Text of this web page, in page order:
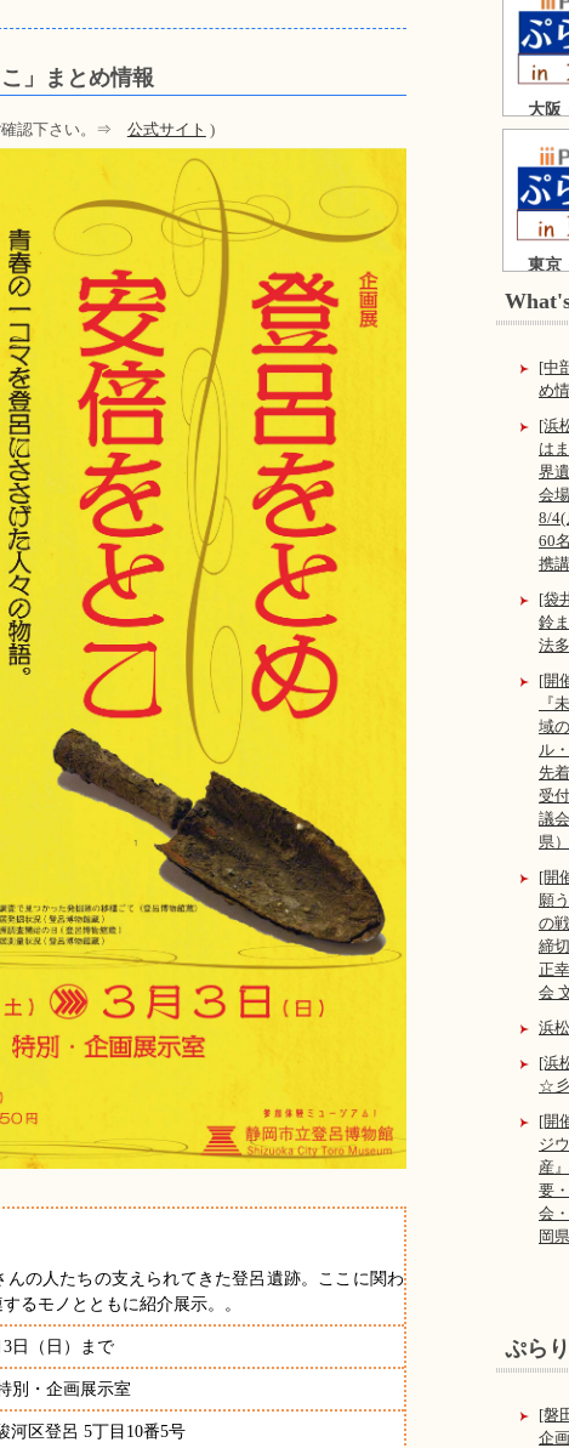
」まとめ情報
確認下さい。⇒ 公式サイト )
の人たちの支えられてきた登呂遺跡。ここに関わ
るモノとともに紹介展示。。
日（日）まで
・企画展示室
区登呂 5丁目10番5号
大阪
東京
[中
め
[浜
は
界
会
8/4(
60
携
[袋
鈴
法
[開
『
域
ル
先
受
議
県）
[開
願
の
締
正
会
浜
[浜
☆彡
[開
ジ
産
要
会
岡
ぷら
[磐
企